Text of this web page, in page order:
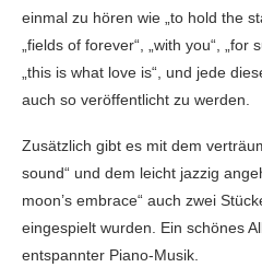
einmal zu hören wie „to hold the
„fields of forever“, „with you“,
„this is what love is“, und jede
auch so veröffentlicht zu werden.
Zusätzlich gibt es mit dem
sound“ und dem leicht jazzig
moon’s embrace“ auch zwei
eingespielt wurden. Ein schönes
entspannter Piano-Musik.